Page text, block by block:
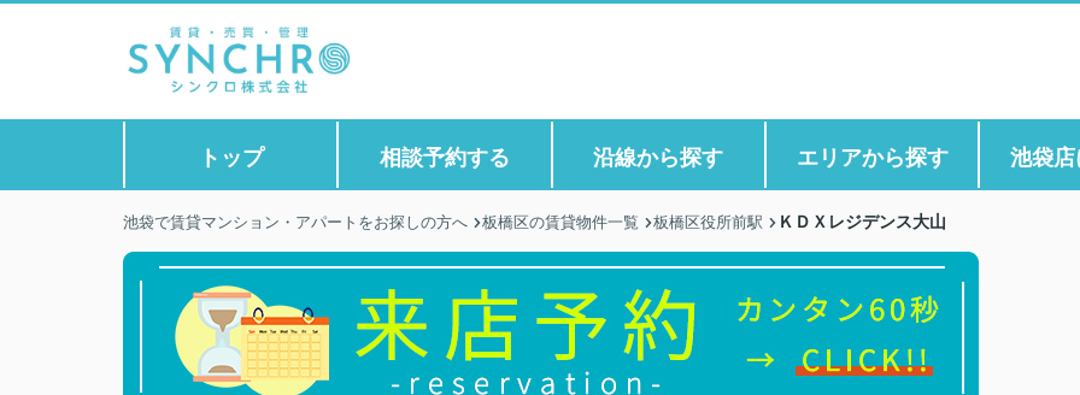
トップ 相談予約する 沿線から探す エリアから探す 池袋
池袋で賃貸マンション・アパートをお探しの方へ 板橋区の賃貸物件一覧 板橋区役所前駅 ＫＤＸレジデンス大山